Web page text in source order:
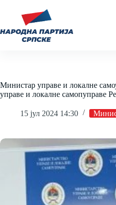
Министар управе и локалне
управе и локалне самопуправе
15 јул 2024 14:30